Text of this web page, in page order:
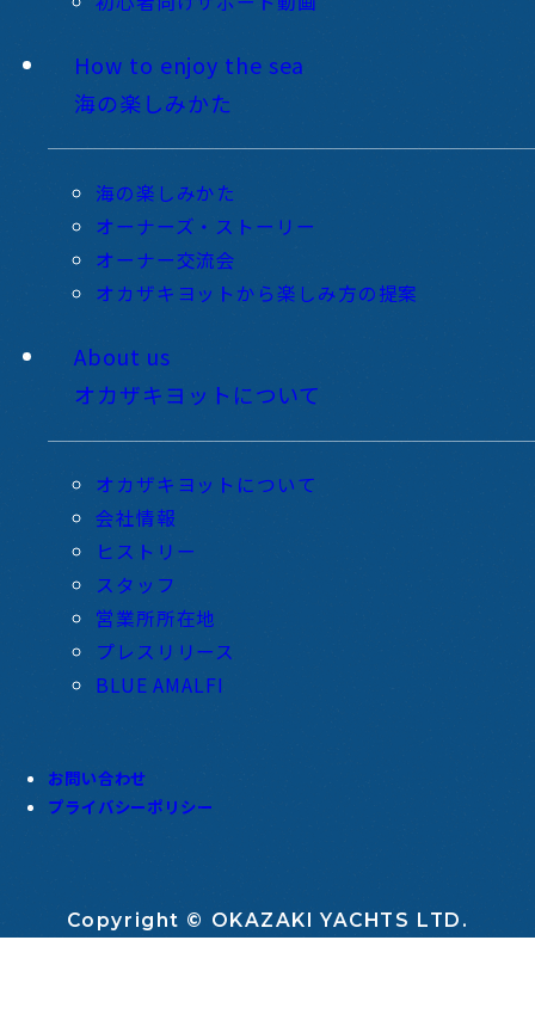
How to enjoy the sea
海の楽しみかた
海の楽しみかた
オーナーズ・ストーリー
オーナー交流会
オカザキヨットから楽しみ方の提案
About us
オカザキヨットについて
オカザキヨットについて
会社情報
ヒストリー
スタッフ
営業所所在地
プレスリリース
BLUE AMALFI
お問い合わせ
プライバシーポリシー
Copyright © OKAZAKI YACHTS LTD.